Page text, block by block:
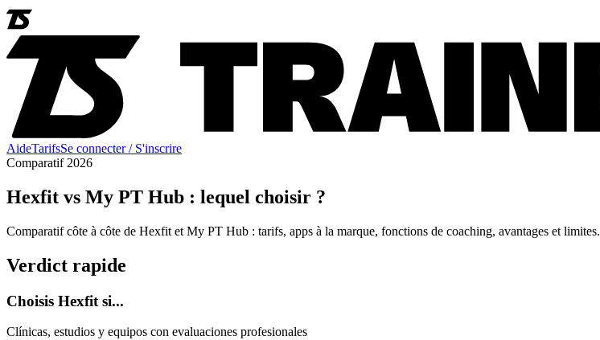
AideTarifsSe connecter / S'inscrire
Comparatif 2026
Hexfit vs My PT Hub : lequel choisir ?
Comparatif côte à côte de Hexfit et My PT Hub : tarifs, apps à la marque, fonctions de coaching, avantages et limites.
Verdict rapide
Choisis Hexfit si...
Clínicas, estudios y equipos con evaluaciones profesionales